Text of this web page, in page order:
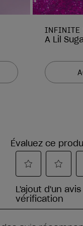
INFINITE
A Lil